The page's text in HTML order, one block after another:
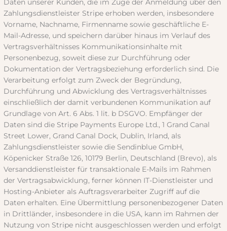
Daten unserer Kunden, die im Zuge der Anmeldung über den
Zahlungsdienstleister Stripe erhoben werden, insbesondere
Vorname, Nachname, Firmenname sowie geschäftliche E-
Mail-Adresse, und speichern darüber hinaus im Verlauf des
Vertragsverhältnisses Kommunikationsinhalte mit
Personenbezug, soweit diese zur Durchführung oder
Dokumentation der Vertragsbeziehung erforderlich sind. Die
Verarbeitung erfolgt zum Zweck der Begründung,
Durchführung und Abwicklung des Vertragsverhältnisses
einschließlich der damit verbundenen Kommunikation auf
Grundlage von Art. 6 Abs. 1 lit. b DSGVO. Empfänger der
Daten sind die Stripe Payments Europe Ltd., 1 Grand Canal
Street Lower, Grand Canal Dock, Dublin, Irland, als
Zahlungsdienstleister sowie die Sendinblue GmbH,
Köpenicker Straße 126, 10179 Berlin, Deutschland (Brevo), als
Versanddienstleister für transaktionale E-Mails im Rahmen
der Vertragsabwicklung, ferner können IT-Dienstleister und
Hosting-Anbieter als Auftragsverarbeiter Zugriff auf die
Daten erhalten. Eine Übermittlung personenbezogener Daten
in Drittländer, insbesondere in die USA, kann im Rahmen der
Nutzung von Stripe nicht ausgeschlossen werden und erfolgt